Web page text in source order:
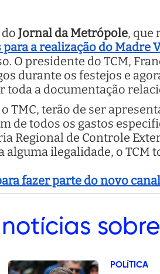
Jornal da Metrópole, que
a realização do Madre
O presidente do TCM,
durante os festejos e
toda a documentação
TMC, terão de ser
de todos os gastos
Regional de Controle
alguma ilegalidade, o TCM
fazer parte do novo
notícias sobre
POLÍTICA